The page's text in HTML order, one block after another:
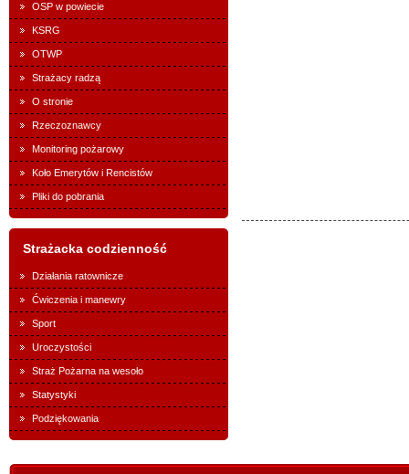
OSP w powiecie
KSRG
OTWP
Strażacy radzą
O stronie
Rzeczoznawcy
Monitoring pożarowy
Koło Emerytów i Rencistów
Pliki do pobrania
Strażacka codzienność
Działania ratownicze
Ćwiczenia i manewry
Sport
Uroczystości
Straż Pożarna na wesoło
Statystyki
Podziękowania